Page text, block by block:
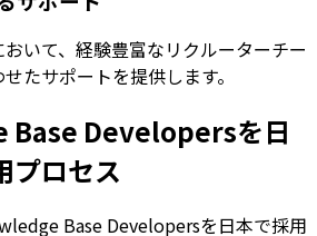
いて、経験豊富なリクルーターチー
たサポートを提供します。
Base Developersを日
プロセス
Base Developersを日本で採用